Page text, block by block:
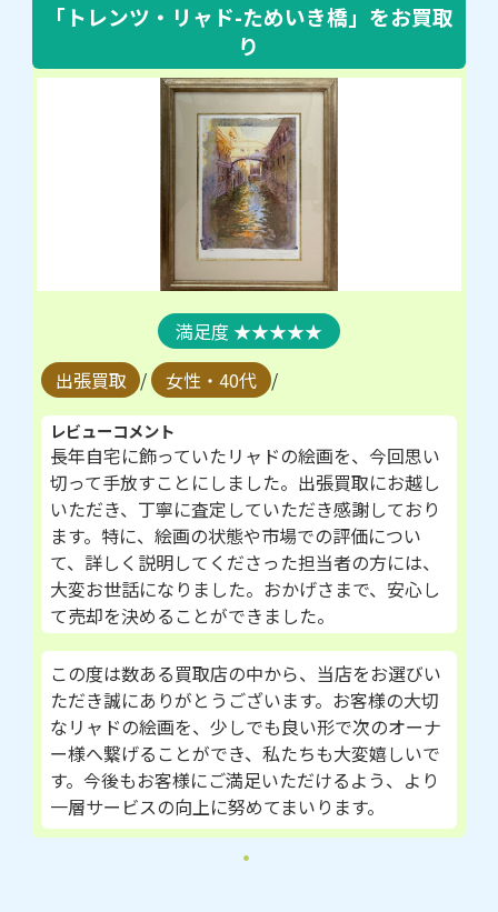
「トレンツ・リャド-ためいき橋」 をお買取
り
★★★★★
出張買取 / 女性・40代 /
レビューコメント
長年自宅に飾っていたリャドの絵画を、今回思い
切って手放すことにしました。出張買取にお越し
いただき、丁寧に査定していただき感謝しており
ます。特に、絵画の状態や市場での評価につい
て、詳しく説明してくださった担当者の方には、
大変お世話になりました。おかげさまで、安心し
て売却を決めることができました。
この度は数ある買取店の中から、当店をお選びい
ただき誠にありがとうございます。お客様の大切
なリャドの絵画を、少しでも良い形で次のオーナ
ー様へ繋げることができ、私たちも大変嬉しいで
す。今後もお客様にご満足いただけるよう、より
一層サービスの向上に努めてまいります。